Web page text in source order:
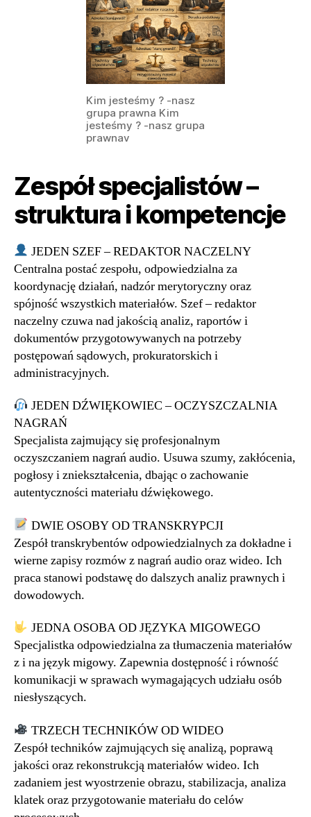
Kim jesteśmy ? -nasz
grupa prawna Kim
jesteśmy ? -nasz grupa
prawnav
Zespół specjalistów –
struktura i kompetencje
JEDEN SZEF – REDAKTOR NACZELNY
Centralna postać zespołu, odpowiedzialna za
koordynację działań, nadzór merytoryczny oraz
spójność wszystkich materiałów. Szef – redaktor
naczelny czuwa nad jakością analiz, raportów i
dokumentów przygotowywanych na potrzeby
postępowań sądowych, prokuratorskich i
administracyjnych.
JEDEN DŹWIĘKOWIEC – OCZYSZCZALNIA
NAGRAŃ
Specjalista zajmujący się profesjonalnym
oczyszczaniem nagrań audio. Usuwa szumy, zakłócenia,
pogłosy i zniekształcenia, dbając o zachowanie
autentyczności materiału dźwiękowego.
DWIE OSOBY OD TRANSKRYPCJI
Zespół transkrybentów odpowiedzialnych za dokładne i
wierne zapisy rozmów z nagrań audio oraz wideo. Ich
praca stanowi podstawę do dalszych analiz prawnych i
dowodowych.
JEDNA OSOBA OD JĘZYKA MIGOWEGO
Specjalistka odpowiedzialna za tłumaczenia materiałów
z i na język migowy. Zapewnia dostępność i równość
komunikacji w sprawach wymagających udziału osób
niesłyszących.
TRZECH TECHNIKÓW OD WIDEO
Zespół techników zajmujących się analizą, poprawą
jakości oraz rekonstrukcją materiałów wideo. Ich
zadaniem jest wyostrzenie obrazu, stabilizacja, analiza
klatek oraz przygotowanie materiału do celów